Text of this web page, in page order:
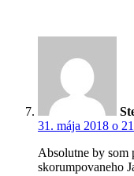
31. mája 2018 o
Absolutne by
skorumpovaneho